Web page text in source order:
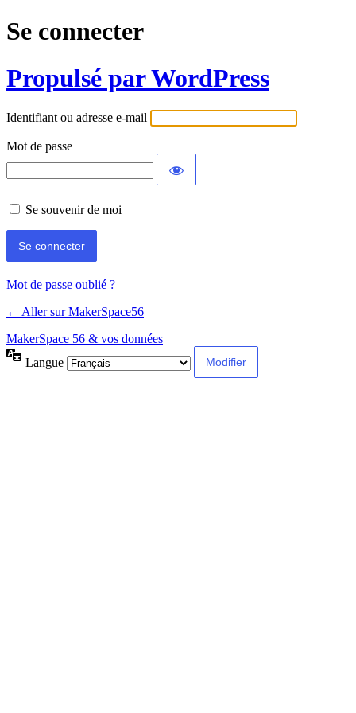
Se connecter
Propulsé par WordPress
Identifiant ou adresse e-mail
Mot de passe
Se souvenir de moi
Mot de passe oublié ?
← Aller sur MakerSpace56
MakerSpace 56 & vos données
Langue